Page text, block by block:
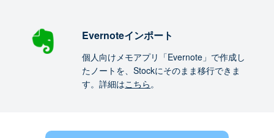
Evernoteインポート
個人向けメモアプリ「Evernote」で作成し
たノートを、Stockにそのまま移行できま
す。詳細はこちら。